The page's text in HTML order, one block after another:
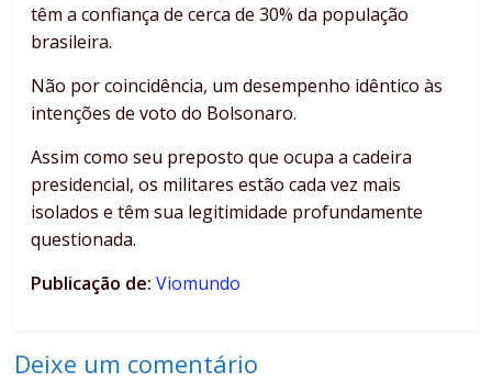
têm a confiança de cerca de 30% da população
brasileira.
Não por coincidência, um desempenho idêntico às
intenções de voto do Bolsonaro.
Assim como seu preposto que ocupa a cadeira
presidencial, os militares estão cada vez mais
isolados e têm sua legitimidade profundamente
questionada.
Publicação de:Viomundo
Deixe um comentário